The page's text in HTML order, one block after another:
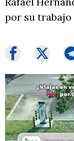
por su